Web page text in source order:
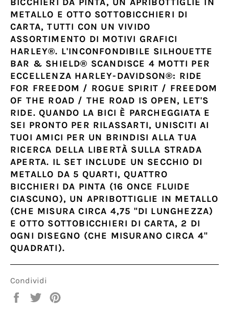
METALLO E OTTO SOTTOBICCHIERI DI
CARTA, TUTTI CON UN VIVIDO
ASSORTIMENTO DI MOTIVI GRAFICI
HARLEY®. L'INCONFONDIBILE SILHOUETTE
BAR & SHIELD® SCANDISCE 4 MOTTI PER
ECCELLENZA HARLEY-DAVIDSON®: RIDE
FOR FREEDOM / ROGUE SPIRIT / FREEDOM
OF THE ROAD / THE ROAD IS OPEN, LET'S
RIDE. QUANDO LA BICI È PARCHEGGIATA E
SEI PRONTO PER RILASSARTI, UNISCITI AI
TUOI AMICI PER UN BRINDISI ALLA TUA
RICERCA DELLA LIBERTÀ SULLA STRADA
APERTA. IL SET INCLUDE UN SECCHIO DI
METALLO DA 5 QUARTI, QUATTRO
BICCHIERI DA PINTA (16 ONCE FLUIDE
CIASCUNO), UN APRIBOTTIGLIE IN METALLO
(CHE MISURA CIRCA 4,75 "DI LUNGHEZZA)
E OTTO SOTTOBICCHIERI DI CARTA, 2 DI
OGNI DISEGNO (CHE MISURANO CIRCA 4"
QUADRATI).
Condividi
Condividi
Twitta